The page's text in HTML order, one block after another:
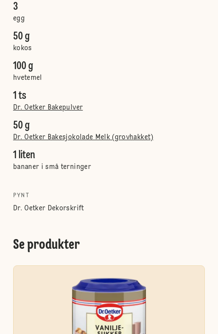
3
egg
50 g
kokos
100 g
hvetemel
1 ts
Dr. Oetker Bakepulver
50 g
Dr. Oetker Bakesjokolade Melk (grovhakket)
1 liten
bananer i små terninger
PYNT
Dr. Oetker Dekorskrift
Se produkter